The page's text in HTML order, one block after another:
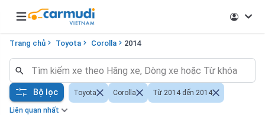
Open main menu
Trang chủ Toyota Corolla 2014
Liên quan nhất
Bộ lọc Toyota Corolla Từ 2014 đến 2014